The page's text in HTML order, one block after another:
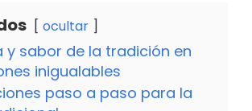
ocultar
y sabor de la tradición en
inigualables
paso a paso para la